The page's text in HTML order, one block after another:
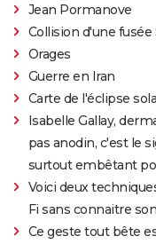
Jean Pormanove
Collision d'une fusée
Orages
Guerre en Iran
Carte de l'éclipse
Isabelle Gallay,
pas anodin, c'est le
surtout embêtant
Voici deux
Fi sans connaitre
Ce geste tout bête